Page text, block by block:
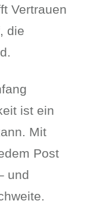
Vertrauen
die
ist ein
Mit
Post
und